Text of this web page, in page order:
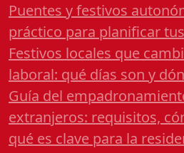
Puentes y festivos
práctico para planificar
Festivos locales que
laboral: qué días son y
Guía del
extranjeros: requisitos,
qué es clave para la